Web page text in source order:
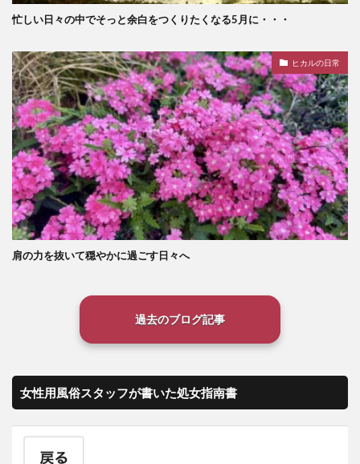
忙しい日々の中でそっと余白をつくりたくなる5月に・・・
ヒカルの日常
肩の力を抜いて穏やかに過ごす日々へ
過去のブログ記事
女性用風俗スタッフが書いた処女指南書